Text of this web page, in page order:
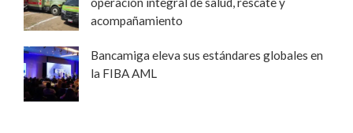
acompañamiento
Bancamiga eleva sus estándares globales en
la FIBA AML